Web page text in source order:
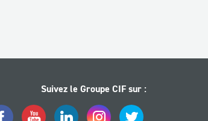
Suivez le Groupe CIF sur :
FacebookYouTube LinkedInInstagramTwitter